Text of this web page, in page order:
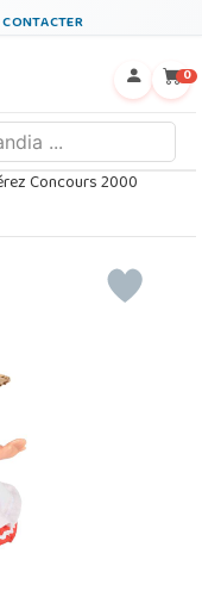
CONTACTER
0
Concours 2000